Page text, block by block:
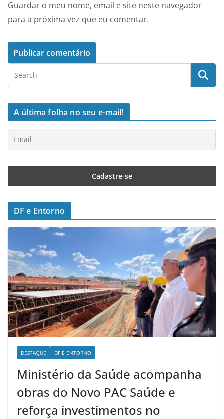
Guardar o meu nome, email e site neste navegador
para a próxima vez que eu comentar.
A última folha no seu e-mail!
DF e Entorno
DESTAQUE DF E ENTORNO
Ministério da Saúde acompanha
obras do Novo PAC Saúde e
reforça investimentos no